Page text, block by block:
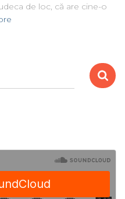
de loc, că are cine-o